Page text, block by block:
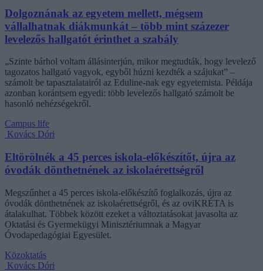
Dolgoznának az egyetem mellett, mégsem
vállalhatnak diákmunkát – több mint százezer
levelezős hallgatót érinthet a szabály
„Szinte bárhol voltam állásinterjún, mikor megtudták, hogy levelező
tagozatos hallgató vagyok, egyből húzni kezdték a szájukat” –
számolt be tapasztalatairól az Eduline-nak egy egyetemista. Példája
azonban korántsem egyedi: több levelezős hallgató számolt be
hasonló nehézségekről.
Campus life
Kovács Dóri
Eltörölnék a 45 perces iskola-előkészítőt, újra az
óvodák dönthetnének az iskolaérettségről
Megszűnhet a 45 perces iskola-előkészítő foglalkozás, újra az
óvodák dönthetnének az iskolaérettségről, és az oviKRÉTA is
átalakulhat. Többek között ezeket a változtatásokat javasolta az
Oktatási és Gyermekügyi Minisztériumnak a Magyar
Óvodapedagógiai Egyesület.
Közoktatás
Kovács Dóri